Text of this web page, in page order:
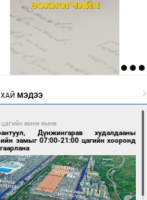
МЭДЭЭ
цагийн өмнө өмнө
Дүнжингарав худалдааны
замыг 07:00-21:00 цагийн хооронд